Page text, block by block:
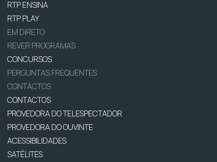
RTP ENSINA
RTP PLAY
EM DIRETO
REVER PROGRAMAS
CONCURSOS
PERGUNTAS FREQUENTES
CONTACTOS
CONTACTOS
PROVEDORA DO TELESPECTADOR
PROVEDORA DO OUVINTE
ACESSIBILIDADES
SATÉLITES